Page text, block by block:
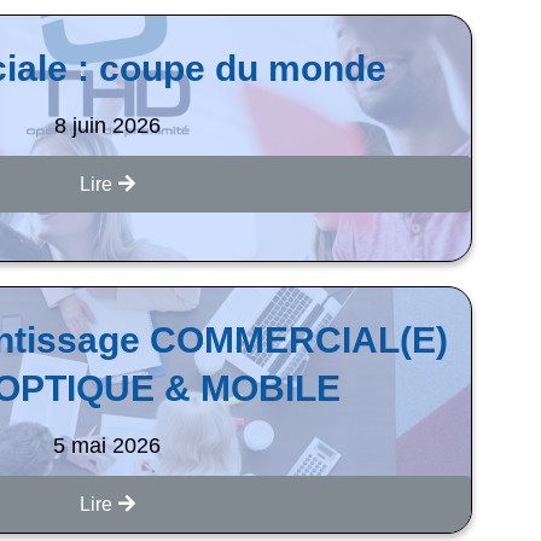
: coupe du monde
8 juin 2026
Lire
COMMERCIAL(E)
& MOBILE
5 mai 2026
Lire